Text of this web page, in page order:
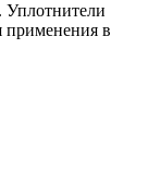
Уплотнители
применения в